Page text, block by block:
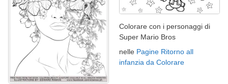
Colorare con i personaggi di
Super Mario Bros
nelle Pagine Ritorno all
infanzia da Colorare